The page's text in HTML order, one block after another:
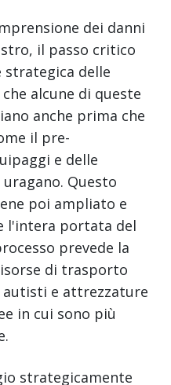
dei danni
il passo critico
strategica delle
alcune di queste
anche prima che
il pre-
e delle
Questo
poi ampliato e
l'intera portata del
prevede la
di trasporto
e attrezzature
in cui sono più
strategicamente